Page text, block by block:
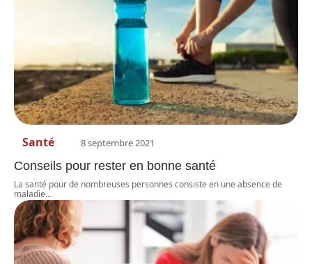
Santé 8 septembre 2021
Conseils pour rester en bonne santé
La santé pour de nombreuses personnes consiste en une absence de
maladie…